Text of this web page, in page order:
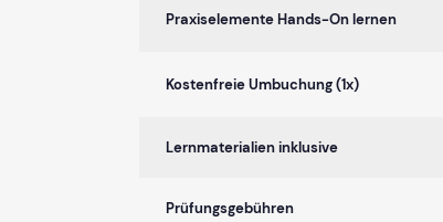
Praxiselemente Hands-On lernen
Kostenfreie Umbuchung (1x)
Lernmaterialien inklusive
Prüfungsgebühren